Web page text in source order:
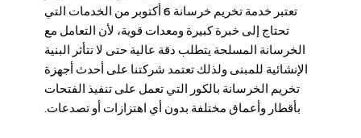
تعتبر خدمةتخريم خرسانة 6 أكتوبر
من الخدمات التي
تحتاج إلى خبرة كبيرة ومعدات قوية، لأن التعامل مع
الخرسانة المسلحة يتطلب دقة عالية حتى لا تتأثر البنية
الإنشائية للمبنى ولذلك تعتمد شركتنا على أحدث أجهزة
تخريم الخرسانة بالكور التي تعمل على تنفيذ الفتحات
بأقطار وأعماق مختلفة بدون أي اهتزازات أو تصدعات.